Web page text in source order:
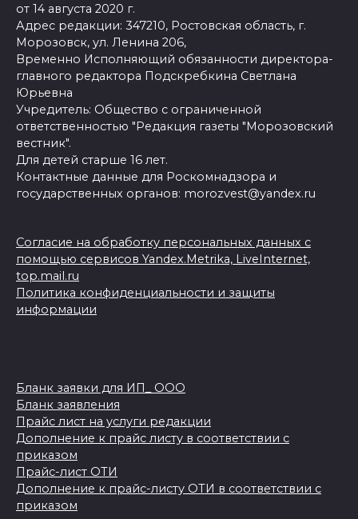
от 14 августа 2020 г.
Адрес редакции: 347210, Ростовская область, г.
Морозовск, ул. Ленина 206,
Временно Исполняющий обязанности директора-
главного редактора Подскребкина Светлана
Юрьевна
Учредитель: Общество с ограниченной
ответственностью "Редакция газеты "Морозовский
вестник".
Для детей старше 16 лет.
Контактные данные для Роскомнадзора и
государственных органов: morozvest@yandex.ru
Согласие на обработку персональных данных с
помощью сервисов Yandex.Metrika, LiveInternet,
top.mail.ru
Политика конфиденциальности и защиты
информации
Бланк заявки для ИП_ ООО
Бланк заявления
Прайс лист на услуги редакции
Дополнение к прайс листу в соответствии с
приказом
Прайс-лист ОТИ
Дополнение к прайс-листу ОТИ в соответствии с
приказом